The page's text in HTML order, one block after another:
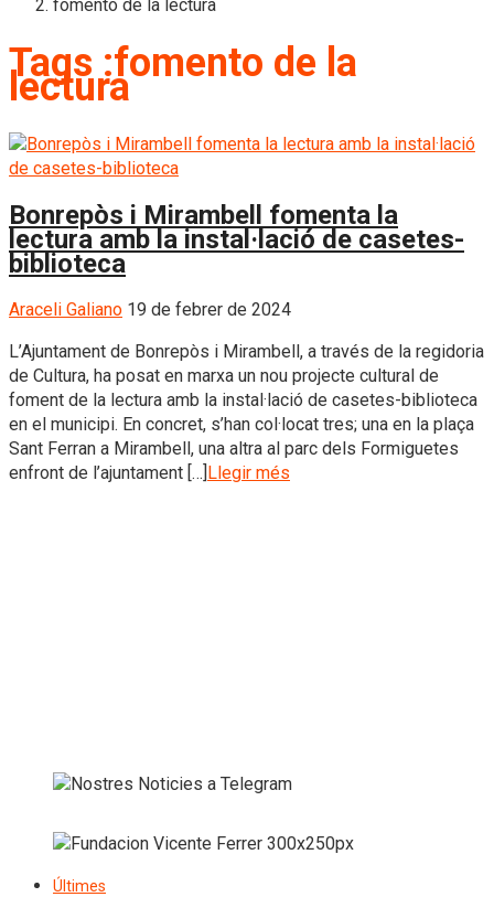
fomento de la lectura
Tags :fomento de la
lectura
Bonrepòs i Mirambell fomenta la
lectura amb la instal·lació de casetes-
biblioteca
Araceli Galiano 19 de febrer de 2024
L’Ajuntament de Bonrepòs i Mirambell, a través de la regidoria
de Cultura, ha posat en marxa un nou projecte cultural de
foment de la lectura amb la instal·lació de casetes-biblioteca
en el municipi. En concret, s’han col·locat tres; una en la plaça
Sant Ferran a Mirambell, una altra al parc dels Formiguetes
enfront de l’ajuntament […]Llegir més
Últimes